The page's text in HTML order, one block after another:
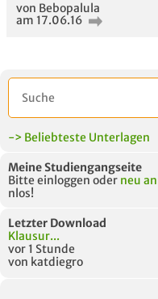
von Bebopalula
am 17.06.16
-> Beliebteste Unterlagen
Meine Studiengangseite
Bitte einloggen oder neu
nlos!
Letzter Download
Klausur...
vor 1 Stunde
von katdiegro